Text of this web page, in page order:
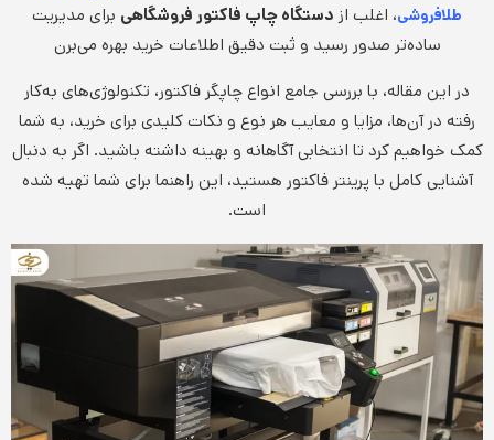
طلافروشی، اغلب از دستگاه چاپ فاکتور فروشگاهی برای مدیریت
ساده‌تر صدور رسید و ثبت دقیق اطلاعات خرید بهره می‌برن
در این مقاله، با بررسی جامع انواع چاپگر فاکتور، تکنولوژی‌های به‌کار
رفته در آن‌ها، مزایا و معایب هر نوع و نکات کلیدی برای خرید، به شما
کمک خواهیم کرد تا انتخابی آگاهانه و بهینه داشته باشید. اگر به دنبال
آشنایی کامل با پرینتر فاکتور هستید، این راهنما برای شما تهیه شده
است.